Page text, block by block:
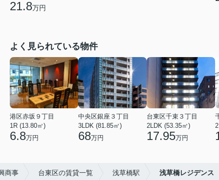
21.8万円
よく見られている物件
港区赤坂９丁目
1R (13.80㎡)
6.8万円
中央区銀座３丁目
3LDK (81.85㎡)
68万円
台東区千束３丁目
2LDK (53.35㎡)
17.95万円
商事 台東区の賃貸一覧 浅草橋駅 浅草橋レジデンス